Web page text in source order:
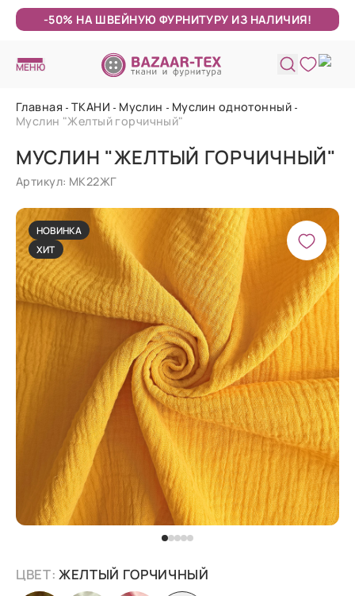
-50% НА ШВЕЙНУЮ ФУРНИТУРУ ИЗ НАЛИЧИЯ!
МЕНЮ
Главная ТКАНИ Муслин
Муслин однотонный
Муслин "Желтый горчичный"
МУСЛИН "ЖЕЛТЫЙ ГОРЧИЧНЫЙ"
Артикул: МК22ЖГ
НОВИНКА
ХИТ
ЦВЕТ:ЖЕЛТЫЙ ГОРЧИЧНЫЙ